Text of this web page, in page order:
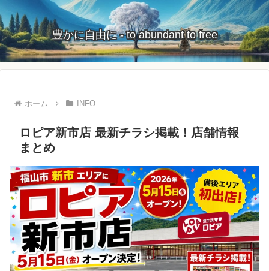
豊かに自由に - to abundant to free
ホーム INFO
ロピア新市店 最新チラシ掲載！店舗情報
まとめ